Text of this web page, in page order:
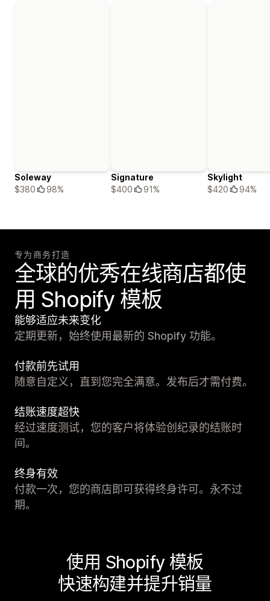
Soleway
$380
98%
Signature
$400
91%
Skylight
$420
94%
专为商务打造
全球的优秀在线商店都使
用 Shopify 模板
能够适应未来变化
定期更新，始终使用最新的 Shopify 功能。
付款前先试用
随意自定义，直到您完全满意。发布后才需付费。
结账速度超快
经过速度测试，您的客户将体验创纪录的结账时
间。
终身有效
付款一次，您的商店即可获得终身许可。永不过
期。
使用 Shopify 模板
快速构建并提升销量